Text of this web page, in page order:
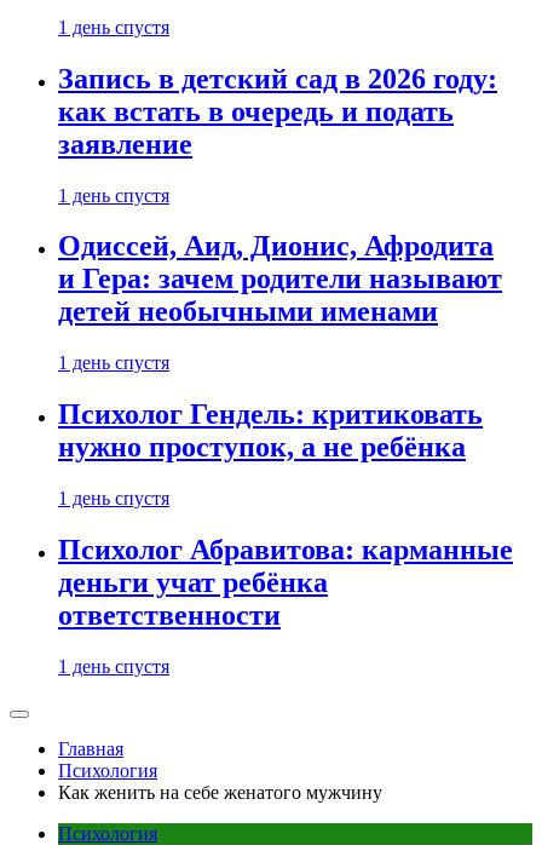
1 день спустя
Запись в детский сад в 2026 году:
как встать в очередь и подать
заявление
1 день спустя
Одиссей, Аид, Дионис, Афродита
и Гера: зачем родители называют
детей необычными именами
1 день спустя
Психолог Гендель: критиковать
нужно проступок, а не ребёнка
1 день спустя
Психолог Абравитова: карманные
деньги учат ребёнка
ответственности
1 день спустя
Главная
Психология
Как женить на себе женатого мужчину
Психология